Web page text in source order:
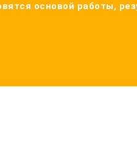
основой работы,